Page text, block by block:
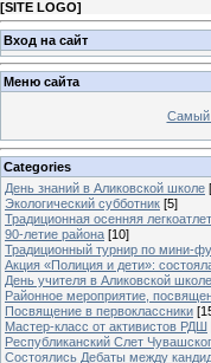
[SITE LOGO]
Вход на сайт
Меню сайта
Самый
Categories
День знаний в Аликовской школе
Экологический субботник [5]
Традиционная осенняя
90-летие района [10]
Традиционный турнир по мини-
Акция «Полиция и дети»:
День учителя в Аликовской школе
Районное мероприятие,
Посвящение в первоклассники
Мастер-класс от активистов РДШ
Республиканский Слет
Состоялись Дебаты между